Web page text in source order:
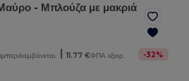
- Μπλούζα με μακριά
| 11.77 €ΦΠΑ εξαιρ. -32%